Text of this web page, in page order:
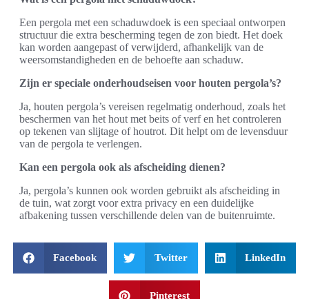
Een pergola met een schaduwdoek is een speciaal ontworpen
structuur die extra bescherming tegen de zon biedt. Het doek
kan worden aangepast of verwijderd, afhankelijk van de
weersomstandigheden en de behoefte aan schaduw.
Zijn er speciale onderhoudseisen voor houten pergola’s?
Ja, houten pergola’s vereisen regelmatig onderhoud, zoals het
beschermen van het hout met beits of verf en het controleren
op tekenen van slijtage of houtrot. Dit helpt om de levensduur
van de pergola te verlengen.
Kan een pergola ook als afscheiding dienen?
Ja, pergola’s kunnen ook worden gebruikt als afscheiding in
de tuin, wat zorgt voor extra privacy en een duidelijke
afbakening tussen verschillende delen van de buitenruimte.
Facebook Twitter LinkedIn
Pinterest